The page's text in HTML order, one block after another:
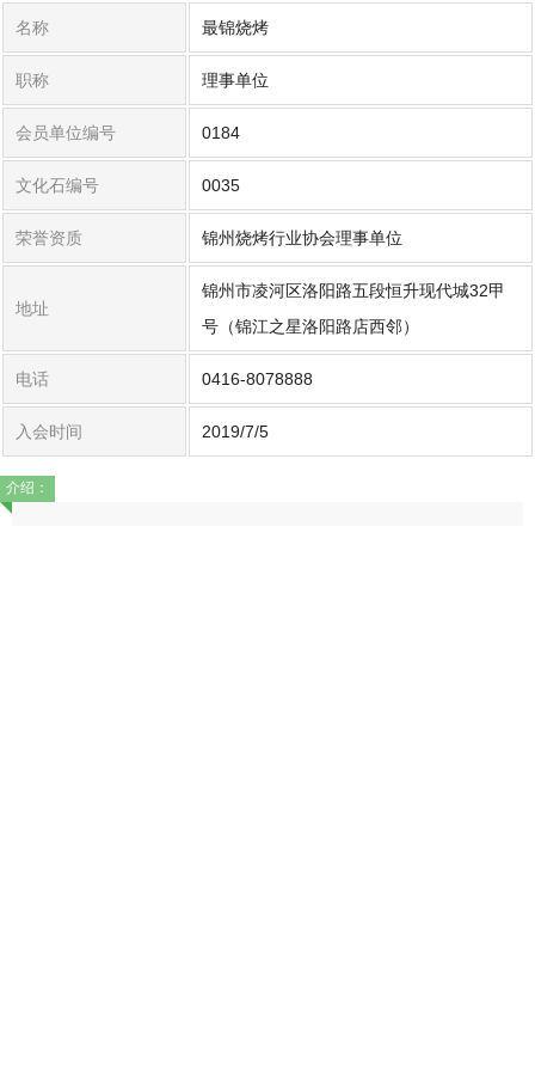
名称 最锦烧烤
职称 理事单位
会员单位编号 0184
文化石编号 0035
荣誉资质 锦州烧烤行业协会理事单位
地址
锦州市凌河区洛阳路五段恒升现代城32甲
号（锦江之星洛阳路店西邻）
电话 0416-8078888
入会时间 2019/7/5
介绍：